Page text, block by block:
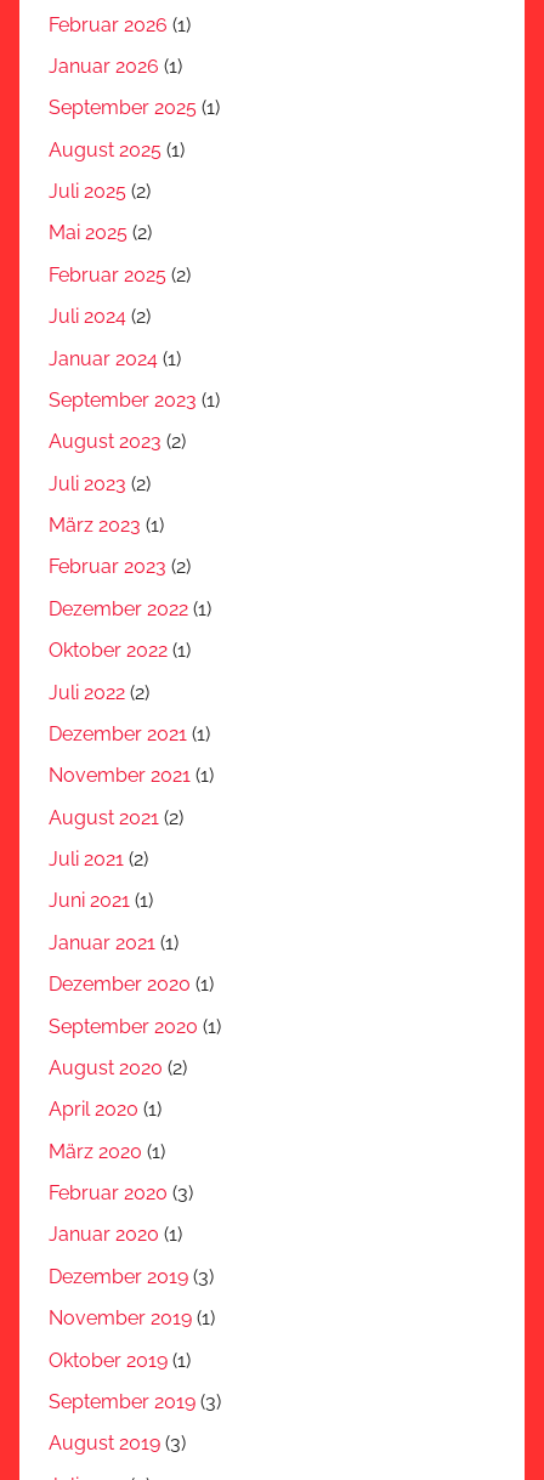
Februar 2026 (1)
Januar 2026 (1)
September 2025 (1)
August 2025 (1)
Juli 2025 (2)
Mai 2025 (2)
Februar 2025 (2)
Juli 2024 (2)
Januar 2024 (1)
September 2023 (1)
August 2023 (2)
Juli 2023 (2)
März 2023 (1)
Februar 2023 (2)
Dezember 2022 (1)
Oktober 2022 (1)
Juli 2022 (2)
Dezember 2021 (1)
November 2021 (1)
August 2021 (2)
Juli 2021 (2)
Juni 2021 (1)
Januar 2021 (1)
Dezember 2020 (1)
September 2020 (1)
August 2020 (2)
April 2020 (1)
März 2020 (1)
Februar 2020 (3)
Januar 2020 (1)
Dezember 2019 (3)
November 2019 (1)
Oktober 2019 (1)
September 2019 (3)
August 2019 (3)